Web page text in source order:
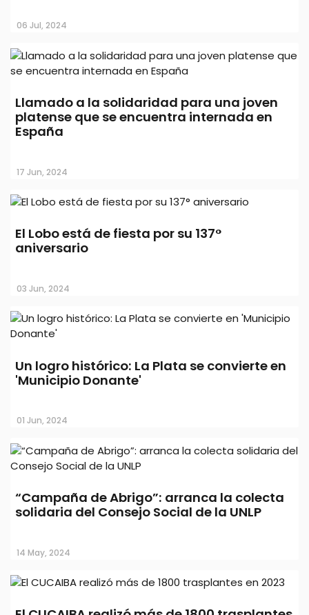
05 Ago, 2024
Llega una nueva colecta del 'Dia del
colaborar
06 Jul, 2024
Llamado a la solidaridad para una joven
platense que se encuentra internada en
España
17 Jun, 2024
El Lobo está de fiesta por su 137°
aniversario
03 Jun, 2024
Un logro histórico: La Plata se convierte en
'Municipio Donante'
01 Jun, 2024
“Campaña de Abrigo”: arranca la colecta
solidaria del Consejo Social de la UNLP
14 May, 2024